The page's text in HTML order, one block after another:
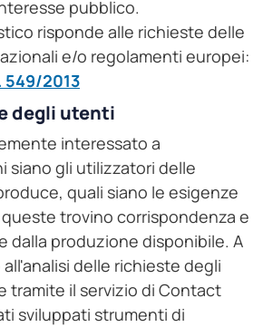
pubblico.
risponde alle richieste delle
e/o regolamenti europei:
549/2013
degli utenti
interessato a
siano gli utilizzatori delle
quali siano le esigenze
trovino corrispondenza e
dalla produzione disponibile. A
delle richieste degli
tramite il servizio di Contact
sviluppati strumenti di